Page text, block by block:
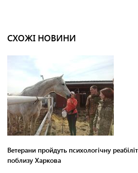
СХОЖІ НОВИНИ
Ветерани пройдуть психологічну
поблизу Харкова